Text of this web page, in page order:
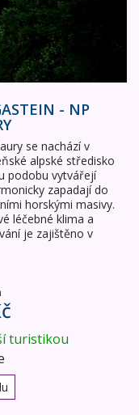
- NP
se nachází v
alpské středisko
podobu vytvářejí
zapadají do
horskými masivy.
léčebné klima a
je zajištěno v
turistikou